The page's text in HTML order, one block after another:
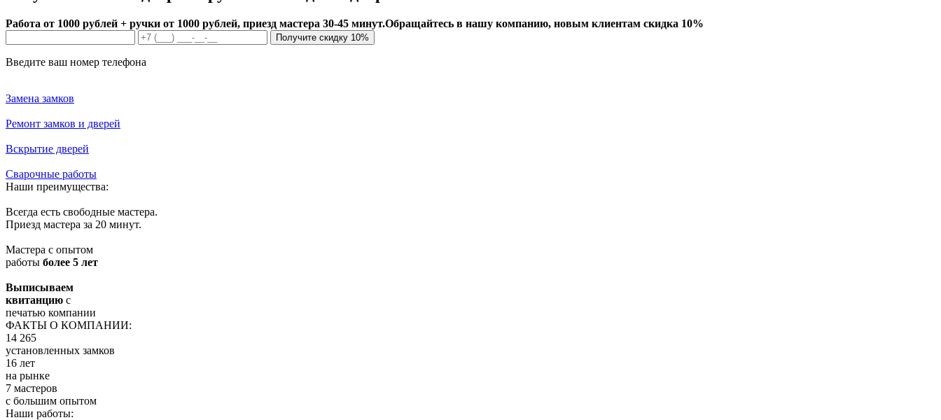
Работа от 1000 рублей + ручки от 1000 рублей, приезд мастера 30-45 минут.Обращайтесь в нашу компанию, новым клиентам скидка 10%
Получите скидку 10%
Введите ваш номер телефона
Замена замков
Ремонт замков и дверей
Вскрытие дверей
Сварочные работы
Наши преимущества:
Всегда есть свободные мастера.
Приезд мастера за 20 минут.
Мастера с опытом
работы более 5 лет
Выписываем
квитанцию с
печатью компании
ФАКТЫ О КОМПАНИИ:
14 265
установленных замков
16 лет
на рынке
7 мастеров
с большим опытом
Наши работы: